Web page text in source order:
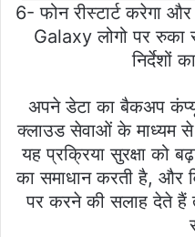
6- फोन रीस्टार्ट करेगा
Galaxy लोगो पर
निर्देशों
अपने डेटा का बैकअप
क्लाउड सेवाओं के माध्यम
यह प्रक्रिया सुरक्षा को
का समाधान करती है, और
पर करने की सलाह देते हैं